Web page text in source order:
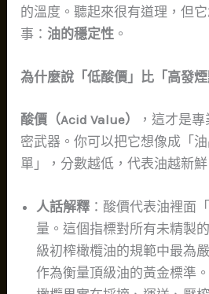
的溫度。聽起來很有道理，但
事： 油的穩定性 。
為什麼說「低酸價」比「高發
酸價（Acid Value）
，這才是
密武器。你可以把它想像成「
單」，分數越低，代表油越新鮮
人話解釋 ：酸價代表油裡面
量。這個指標對所有未精製
級初榨橄欖油的規範中最為
作為衡量頂級油的黃金標準